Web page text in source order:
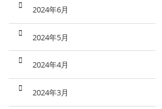
2024年6月
2024年5月
2024年4月
2024年3月